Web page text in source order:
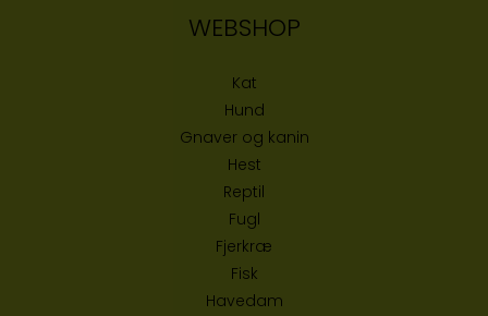
WEBSHOP
Kat
Hund
Gnaver og kanin
Hest
Reptil
Fugl
Fjerkræ
Fisk
Havedam